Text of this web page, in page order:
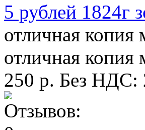
5 рублей 1824г
отличная копия
отличная копия
250 р. Без НДС: